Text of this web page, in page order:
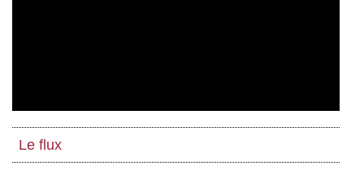
Le flux